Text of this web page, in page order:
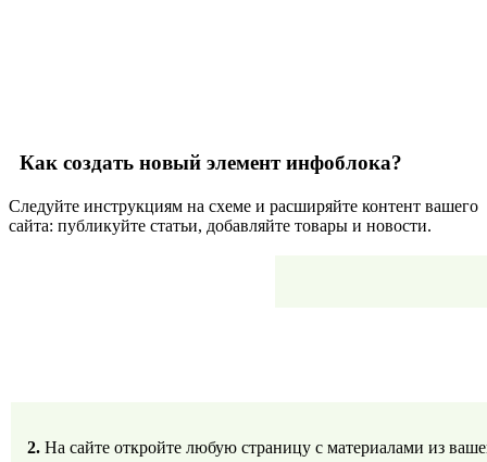
Как создать новый элемент инфоблока?
Следуйте инструкциям на схеме и расширяйте контент вашего
сайта: публикуйте статьи, добавляйте товары и новости.
2. На сайте откройте любую страницу с материалами из